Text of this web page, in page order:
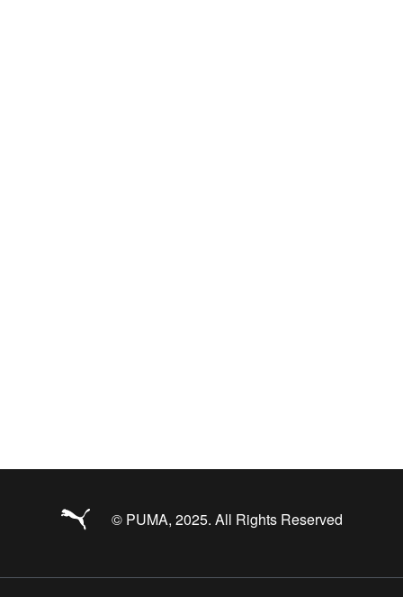
© PUMA, 2025. All Rights Reserved